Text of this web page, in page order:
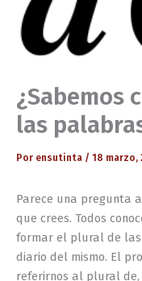
¿Sabemos
las
Por ensutinta / 18 marzo,
Parece una pregunta
que crees. Todos
formar el plural de
diario del mismo. El
referirnos al plural de,